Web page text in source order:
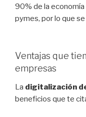
90% de la
pymes, por lo que
Ventajas que
empresas
La digitalización
beneficios que te